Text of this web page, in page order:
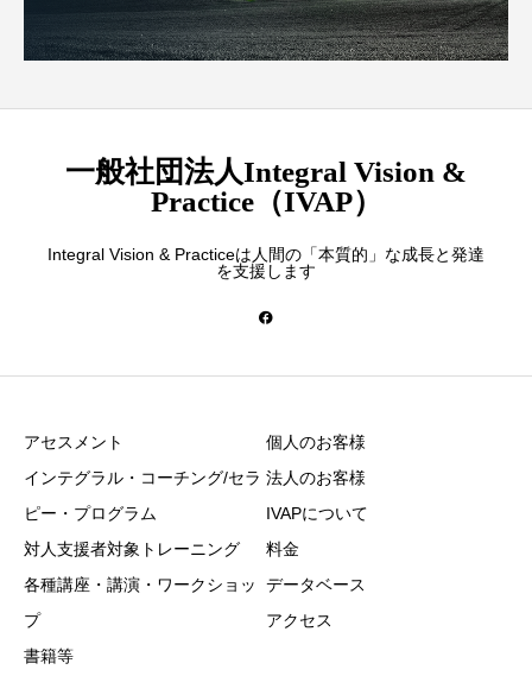
一般社団法人Integral Vision &
Practice（IVAP）
Integral Vision & Practiceは人間の「本質的」な成長と発達
を支援します
アセスメント
インテグラル・コーチング/セラ
ピー・プログラム
対人支援者対象トレーニング
各種講座・講演・ワークショッ
プ
書籍等
個人のお客様
法人のお客様
IVAPについて
料金
データベース
アクセス